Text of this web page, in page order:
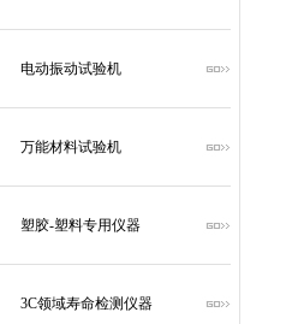
电动振动试验机
万能材料试验机
塑胶-塑料专用仪器
3C领域寿命检测仪器